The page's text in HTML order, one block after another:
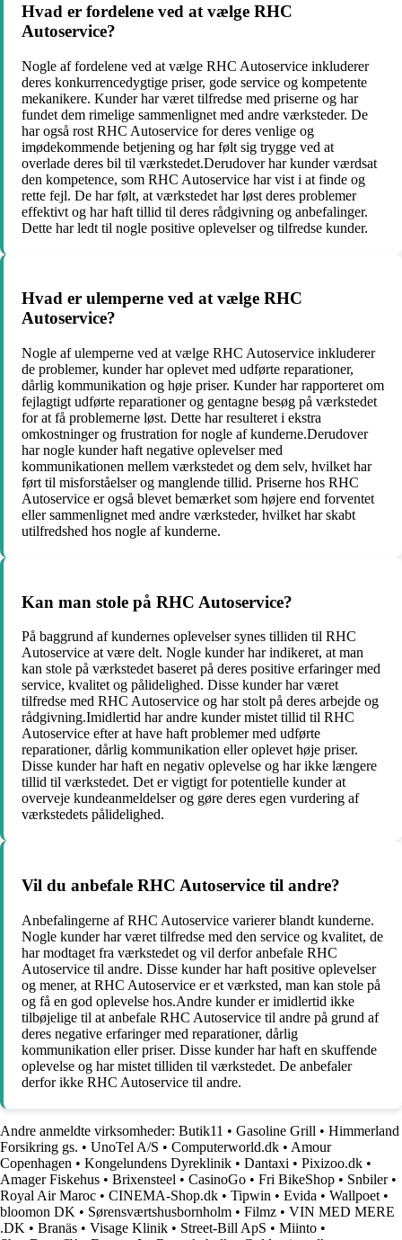
Hvad er fordelene ved at vælge RHC
Autoservice?
Nogle af fordelene ved at vælge RHC Autoservice inkluderer
deres konkurrencedygtige priser, gode service og kompetente
mekanikere. Kunder har været tilfredse med priserne og har
fundet dem rimelige sammenlignet med andre værksteder. De
har også rost RHC Autoservice for deres venlige og
imødekommende betjening og har følt sig trygge ved at
overlade deres bil til værkstedet.Derudover har kunder værdsat
den kompetence, som RHC Autoservice har vist i at finde og
rette fejl. De har følt, at værkstedet har løst deres problemer
effektivt og har haft tillid til deres rådgivning og anbefalinger.
Dette har ledt til nogle positive oplevelser og tilfredse kunder.
Hvad er ulemperne ved at vælge RHC
Autoservice?
Nogle af ulemperne ved at vælge RHC Autoservice inkluderer
de problemer, kunder har oplevet med udførte reparationer,
dårlig kommunikation og høje priser. Kunder har rapporteret om
fejlagtigt udførte reparationer og gentagne besøg på værkstedet
for at få problemerne løst. Dette har resulteret i ekstra
omkostninger og frustration for nogle af kunderne.Derudover
har nogle kunder haft negative oplevelser med
kommunikationen mellem værkstedet og dem selv, hvilket har
ført til misforståelser og manglende tillid. Priserne hos RHC
Autoservice er også blevet bemærket som højere end forventet
eller sammenlignet med andre værksteder, hvilket har skabt
utilfredshed hos nogle af kunderne.
Kan man stole på RHC Autoservice?
På baggrund af kundernes oplevelser synes tilliden til RHC
Autoservice at være delt. Nogle kunder har indikeret, at man
kan stole på værkstedet baseret på deres positive erfaringer med
service, kvalitet og pålidelighed. Disse kunder har været
tilfredse med RHC Autoservice og har stolt på deres arbejde og
rådgivning.Imidlertid har andre kunder mistet tillid til RHC
Autoservice efter at have haft problemer med udførte
reparationer, dårlig kommunikation eller oplevet høje priser.
Disse kunder har haft en negativ oplevelse og har ikke længere
tillid til værkstedet. Det er vigtigt for potentielle kunder at
overveje kundeanmeldelser og gøre deres egen vurdering af
værkstedets pålidelighed.
Vil du anbefale RHC Autoservice til andre?
Anbefalingerne af RHC Autoservice varierer blandt kunderne.
Nogle kunder har været tilfredse med den service og kvalitet, de
har modtaget fra værkstedet og vil derfor anbefale RHC
Autoservice til andre. Disse kunder har haft positive oplevelser
og mener, at RHC Autoservice er et værksted, man kan stole på
og få en god oplevelse hos.Andre kunder er imidlertid ikke
tilbøjelige til at anbefale RHC Autoservice til andre på grund af
deres negative erfaringer med reparationer, dårlig
kommunikation eller priser. Disse kunder har haft en skuffende
oplevelse og har mistet tilliden til værkstedet. De anbefaler
derfor ikke RHC Autoservice til andre.
Andre anmeldte virksomheder: Butik11 • Gasoline Grill • Himmerland
Forsikring gs. • UnoTel A/S • Computerworld.dk • Amour
Copenhagen • Kongelundens Dyreklinik • Dantaxi • Pixizoo.dk •
Amager Fiskehus • Brixensteel • CasinoGo • Fri BikeShop • Snbiler•
Royal Air Maroc • CINEMA-Shop.dk • Tipwin • Evida • Wallpoet •
bloomon DK • Sørensværtshusbornholm • Filmz • VIN MED MERE
.DK • Branäs • Visage Klinik • Street-Bill ApS • Miinto •